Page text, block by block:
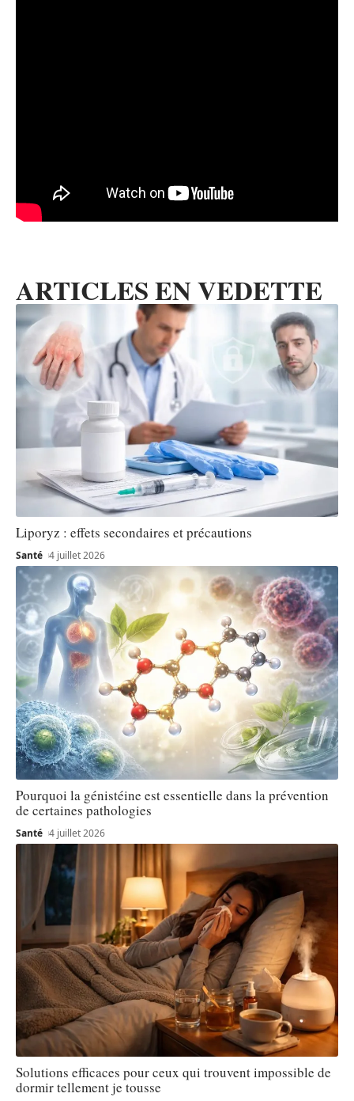
ARTICLES EN VEDETTE
Liporyz : effets secondaires et précautions
Santé 4 juillet 2026
Pourquoi la génistéine est essentielle dans la prévention
de certaines pathologies
Santé 4 juillet 2026
Solutions efficaces pour ceux qui trouvent impossible de
dormir tellement je tousse